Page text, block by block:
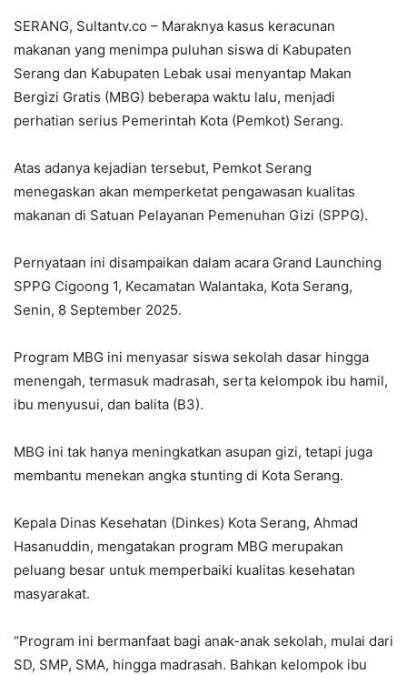
SERANG, Sultantv.co – Maraknya kasus keracunan
makanan yang menimpa puluhan siswa di Kabupaten
Serang dan Kabupaten Lebak usai menyantap Makan
Bergizi Gratis (MBG) beberapa waktu lalu, menjadi
perhatian serius Pemerintah Kota (Pemkot) Serang.
Atas adanya kejadian tersebut, Pemkot Serang
menegaskan akan memperketat pengawasan kualitas
makanan di Satuan Pelayanan Pemenuhan Gizi (SPPG).
Pernyataan ini disampaikan dalam acara Grand Launching
SPPG Cigoong 1, Kecamatan Walantaka, Kota Serang,
Senin, 8 September 2025.
Program MBG ini menyasar siswa sekolah dasar hingga
menengah, termasuk madrasah, serta kelompok ibu hamil,
ibu menyusui, dan balita (B3).
MBG ini tak hanya meningkatkan asupan gizi, tetapi juga
membantu menekan angka stunting di Kota Serang.
Kepala Dinas Kesehatan (Dinkes) Kota Serang, Ahmad
Hasanuddin, mengatakan program MBG merupakan
peluang besar untuk memperbaiki kualitas kesehatan
masyarakat.
“Program ini bermanfaat bagi anak-anak sekolah, mulai dari
SD, SMP, SMA, hingga madrasah. Bahkan kelompok ibu